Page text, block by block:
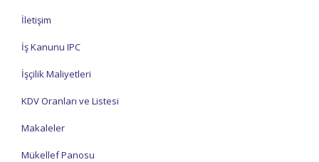
İletişim
İş Kanunu IPC
İşçilik Maliyetleri
KDV Oranları ve Listesi
Makaleler
Mükellef Panosu